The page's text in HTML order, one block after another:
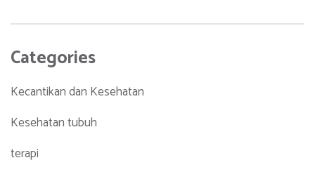
Categories
Kecantikan dan Kesehatan
Kesehatan tubuh
terapi